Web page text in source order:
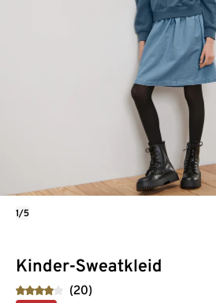
Kinder-Sweatkleid
(20)
1/5